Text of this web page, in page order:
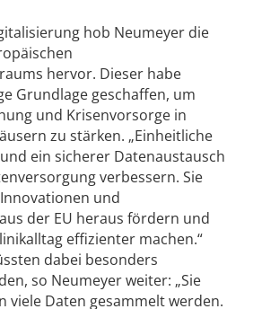
hob Neumeyer die
hervor. Dieser habe
Grundlage geschaffen, um
und Krisenvorsorge in
zu stärken. „Einheitliche
ein sicherer Datenaustausch
verbessern. Sie
und
der EU heraus fördern und
effizienter machen.“
dabei besonders
so Neumeyer weiter: „Sie
viele Daten gesammelt werden.